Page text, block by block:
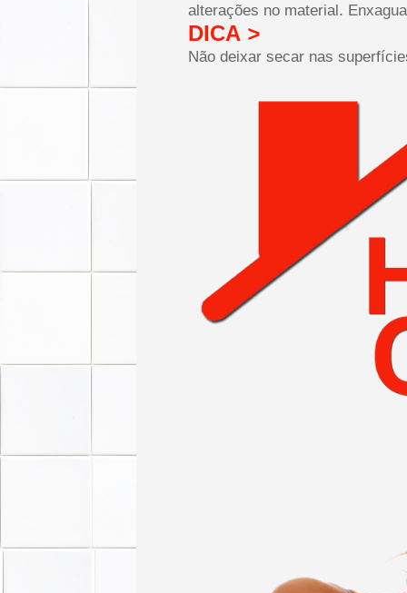
alterações no material.
DICA >
Não deixar secar nas